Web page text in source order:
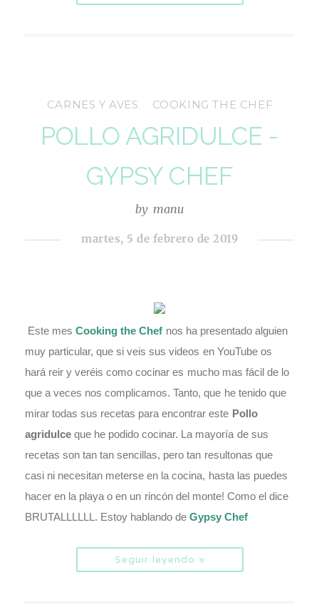
CARNES Y AVES COOKING THE CHEF
POLLO AGRIDULCE -
GYPSY CHEF
by manu
martes, 5 de febrero de 2019
Este mesCooking the Chef nos ha presentado alguien
muy particular, que si veis sus videos en YouTube os
hará reir y veréis como cocinar es mucho mas fácil de lo
que a veces nos complicamos. Tanto, que he tenido que
mirar todas sus recetas para encontrar este Pollo
agridulce que he podido cocinar. La mayoría de sus
recetas son tan tan sencillas, pero tan resultonas que
casi ni necesitan meterse en la cocina, hasta las puedes
hacer en la playa o en un rincón del monte! Como el dice
BRUTALLLLLL. Estoy hablando deGypsy Chef
Seguir leyendo »